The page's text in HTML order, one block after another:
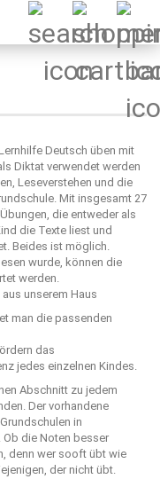
Deutsch üben mit
Diktat verwendet werden
Leseverstehen und die
Mit insgesamt 27
die entweder als
die Texte liest und
Beides ist möglich.
wurde, können die
werden.
unserem Haus
man die passenden
das
jedes einzelnen Kindes.
Abschnitt zu jedem
Der vorhandene
in
die Noten besser
denn wer sooft übt wie
der nicht übt.